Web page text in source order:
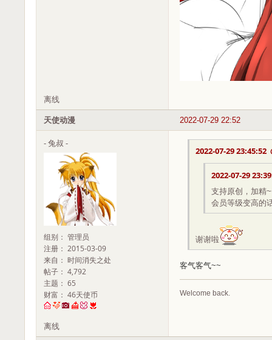
离线
2022-07-29 22:52
天使动漫
- 兔叔 -
组别： 管理员
注册： 2015-03-09
来自： 时间消失之处
帖子： 4,792
主题： 65
财富： 46天使币
2022-07-29 23:45:52
2022-07-29
支持原创，加精
会员等级变高的
谢谢啦
客气客气~~
Welcome back.
离线